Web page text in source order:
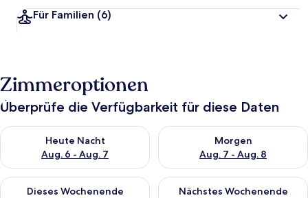
Für Familien (6)
Zimmeroptionen
Überprüfe die Verfügbarkeit für diese Daten
Heute Nacht
Aug. 6 - Aug. 7
Überprüfe die Verfügbarkeit für heute Nacht, Aug. 6 - Aug. 7.
Morgen
Aug. 7 - Aug. 8
Überprüfe die Verfügbarkeit
Dieses Wochenende
Überprüfe die Verfügbarkeit für dieses Wochenende, Aug. 7
Nächstes Wochenende
Überprüfe die Verfügbarkeit